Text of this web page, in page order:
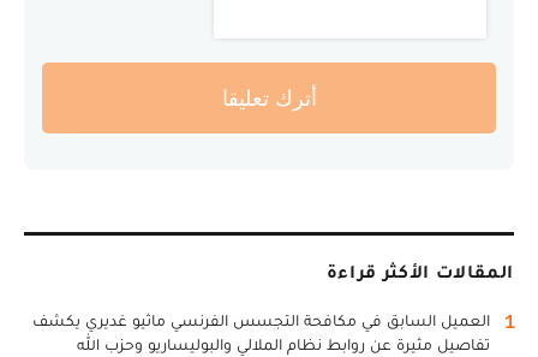
أترك تعليقا
المقالات الأكثر قراءة
1
العميل السابق في مكافحة التجسس الفرنسي ماثيو غديري يكشف
تفاصيل مثيرة عن روابط نظام الملالي والبوليساريو وحزب الله